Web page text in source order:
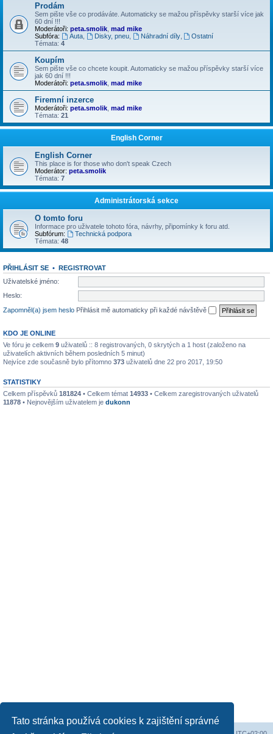
Tato stránka používá cookies k zajištění správné
Prodám
Sem pište vše co prodáváte. Automaticky se mažou příspěvky starší více jak
60 dní !!!
Moderátoři: peta.smolik mad mike
Subfóra:
Auta, Disky, pneu, Náhradní díly,
Ostatní
Témata: 4
Koupím
Sem pište vše co chcete koupit. Automaticky se mažou příspěvky starší více
jak 60 dní !!!
Moderátoři: peta.smolik mad mike
Firemní inzerce
Moderátoři: peta.smolik mad mike
Témata: 21
English Corner
English Corner
This place is for those who don't speak Czech
Moderátor: peta.smolik
Témata: 7
Administrátorská sekce
O tomto foru
Informace pro uživatele tohoto fóra, návrhy, připomínky k foru atd.
Subfórum:
Technická podpora
Témata: 48
PŘIHLÁSIT SE • REGISTROVAT
Uživatelské jméno:
Heslo:
Zapomněl(a) jsem heslo Přihlásit mě automaticky při každé návštěvě
KDO JE ONLINE
Ve fóru je celkem 9 uživatelů :: 8 registrovaných, 0 skrytých a 1 host (založeno na
uživatelích aktivních během posledních 5 minut)
Nejvíce zde současně bylo přítomno 373 uživatelů dne 22 pro 2017, 19:50
STATISTIKY
Celkem příspěvků 181824 • Celkem témat 14933 • Celkem zaregistrovaných uživatelů
11878 • Nejnovějším uživatelem je dukonn